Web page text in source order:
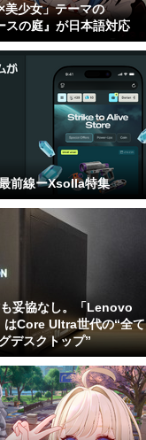
美少女」テーマの
スの庭』が日本語対応
前線ーXsolla特集
妥協なし。「Lenovo
Core Ultra世代の“全て
デスクトップ”